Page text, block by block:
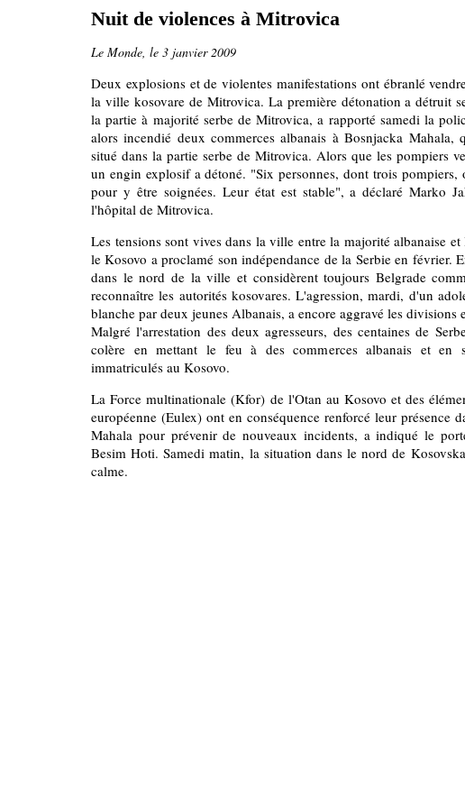
Nuit de violences à Mitrovica
Le Monde, le 3 janvier 2009
Deux explosions et de violentes manifestations ont ébranlé
la ville kosovare de Mitrovica. La première détonation a détruit
la partie à majorité serbe de Mitrovica, a rapporté samedi la
alors incendié deux commerces albanais à Bosnjacka Mahala,
situé dans la partie serbe de Mitrovica. Alors que les pompiers
un engin explosif a détoné. "Six personnes, dont trois pompiers,
pour y être soignées. Leur état est stable", a déclaré Marko
l'hôpital de Mitrovica.
Les tensions sont vives dans la ville entre la majorité albanaise
le Kosovo a proclamé son indépendance de la Serbie en février.
dans le nord de la ville et considèrent toujours Belgrade
reconnaître les autorités kosovares. L'agression, mardi, d'un
blanche par deux jeunes Albanais, a encore aggravé les divisions
Malgré l'arrestation des deux agresseurs, des centaines de
colère en mettant le feu à des commerces albanais et en
immatriculés au Kosovo.
La Force multinationale (Kfor) de l'Otan au Kosovo et des
européenne (Eulex) ont en conséquence renforcé leur présence
Mahala pour prévenir de nouveaux incidents, a indiqué le
Besim Hoti. Samedi matin, la situation dans le nord de
calme.